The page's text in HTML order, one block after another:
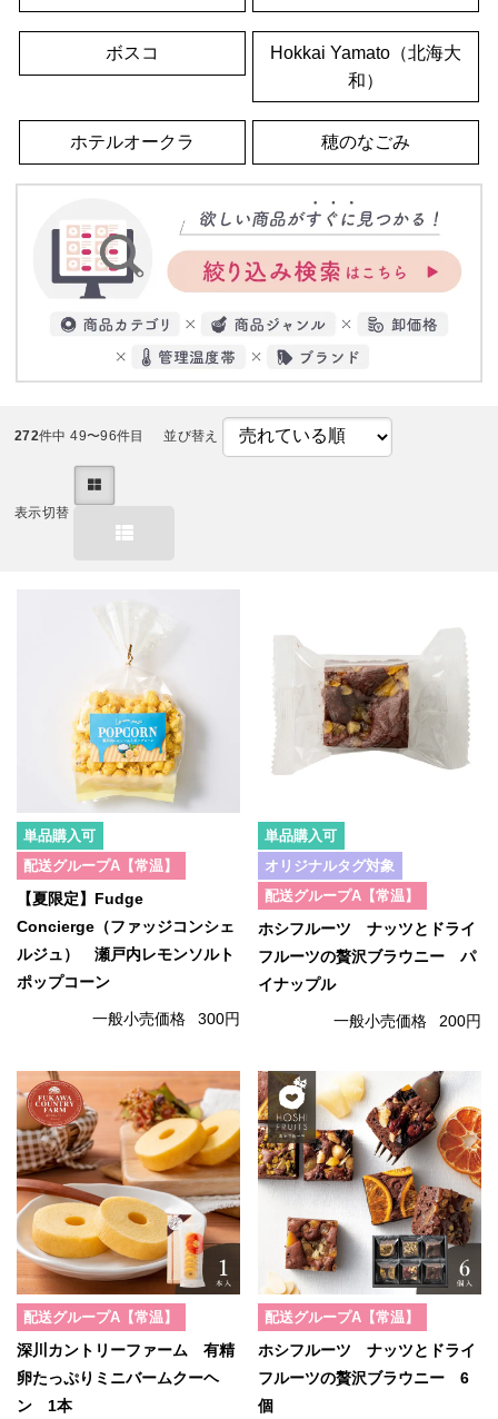
ボスコ
Hokkai Yamato（北海大
和）
ホテルオークラ 穂のなごみ
272件中 49〜96件目 並び替え
表示切替
単品購入可
配送グループA【常温】
【夏限定】Fudge
Concierge（ファッジコンシェ
ルジュ） 瀬戸内レモンソルト
ポップコーン
一般小売価格 300円
単品購入可
オリジナルタグ対象
配送グループA【常温】
ホシフルーツ ナッツとドライ
フルーツの贅沢ブラウニー パ
イナップル
一般小売価格 200円
配送グループA【常温】
深川カントリーファーム 有精
卵たっぷりミニバームクーヘ
ン 1本
配送グループA【常温】
ホシフルーツ ナッツとドライ
フルーツの贅沢ブラウニー 6
個